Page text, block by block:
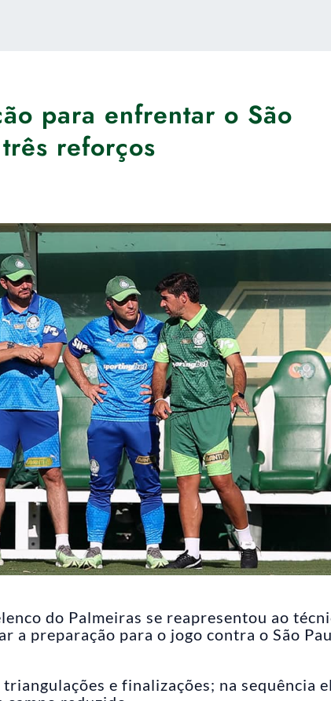
para enfrentar o São
reforços
do Palmeiras se reapresentou ao
a preparação para o jogo contra o São
e finalizações; na sequência